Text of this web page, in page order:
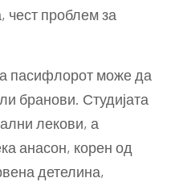
чест проблем за
пасифлорот може да
бранови. Студијата
лекови, а
анасон, корен од
детелина,